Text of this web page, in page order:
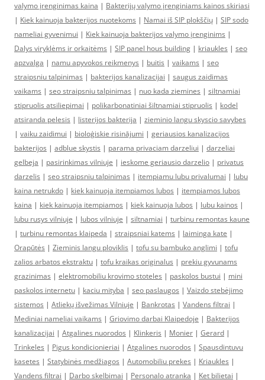
valymo įrenginimas kaina | Bakterijų valymo įrenginiams kainos skiriasi
| Kiek kainuoja bakterijos nuotekoms | Namai iš SIP plokščių | SIP sodo
nameliai gyvenimui | Kiek kainuoja bakterijos valymo įrenginims |
Dalys viryklėms ir orkaitėms | SIP panel hous building | kriaukles | seo
apzvalga | namu apyvokos reikmenys | buitis | vaikams | seo
straipsniu talpinimas | bakterijos kanalizacijai | saugus zaidimas
vaikams | seo straipsniu talpinimas | nuo kada ziemines | siltnamiai
stipruolis atsiliepimai | polikarbonatiniai šiltnamiai stipruolis | kodel
atsiranda pelesis | listerijos bakterija | zieminio langu skyscio savybes
| vaiku zaidimui | bioloģiskie risinājumi | geriausios kanalizacijos
bakterijos | adblue skystis | parama privaciam darzeliui | darzeliai
gelbeja | pasirinkimas vilniuje | ieskome geriausio darzelio | privatus
darzelis | seo straipsniu talpinimas | itempiamu lubu privalumai | lubu
kaina netrukdo | kiek kainuoja itempiamos lubos | itempiamos lubos
kaina | kiek kainuoja itempiamos | kiek kainuoja lubos | lubu kainos |
lubu rusys vilniuje | lubos vilniuje | siltnamiai | turbinu remontas kaune
| turbinu remontas klaipeda | straipsniai katems | laiminga kate |
Orapūtės | Zieminis langu ploviklis | tofu su bambuko anglimi | tofu
zalios arbatos ekstraktu | tofu kraikas originalus | prekiu gyvunams
grazinimas | elektromobiliu krovimo stoteles | paskolos bustui | mini
paskolos internetu | kaciu mityba | seo paslaugos | Vaizdo stebėjimo
sistemos | Atliekų išvežimas Vilniuje | Bankrotas | Vandens filtrai |
Mediniai nameliai vaikams | Griovimo darbai Klaipedoje | Bakterijos
kanalizacijai | Atgalines nuorodos | Klinkeris | Monier | Gerard |
Trinkeles | Pigus kondicionieriai | Atgalines nuorodos | Spausdintuvu
kasetes | Statybinės medžiagos | Automobiliu prekes | Kriaukles |
Vandens filtrai | Darbo skelbimai | Personalo atranka | Ket bilietai |